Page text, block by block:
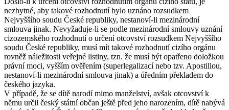
nezbytné, aby takové rozhodnutí bylo uznáno rozsudkem
Nejvyššího soudu České republiky, nestanoví-li mezinárodní
smlouva jinak. Nevyžaduje-li se podle mezinárodní smlouvy uznání
cizozemského rozhodnutí o určení otcovství rozsudkem Nejvyššího
soudu České republiky, musí mít takové rozhodnutí cizího orgánu
rovněž náležitosti veřejné listiny, tzn. že musí být opatřeno doložkou
právní moci, vyšším ověřením (superlegalizací nebo tzv. Apostillou,
nestanoví-li mezinárodní smlouva jinak) a úředním překladem do
českého jazyka.
V případě, že se dítě narodí mimo manželství, avšak otcovství k
němu určil český státní občan ještě před jeho narozením, dítě nabývá